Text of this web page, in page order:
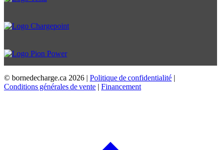
© bornedecharge.ca 2026 | Politique de confidentialité |
Conditions générales de vente | Financement